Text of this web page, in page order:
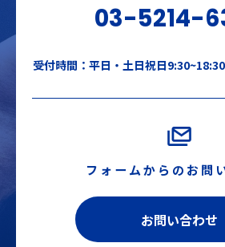
03-5214-
受付時間：平日・土日祝日9:30~18:30
フォームからのお問
お問い合わせ